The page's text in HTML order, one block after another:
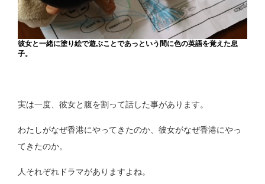
彼女と一緒に塗り絵で遊ぶことであっという間に色の英語を覚えた息
子。
実は一度、彼女と腹を割って話した事があります。
わたしがなぜ香港にやってきたのか、彼女がなぜ香港にやっ
てきたのか。
人それぞれドラマがありますよね。